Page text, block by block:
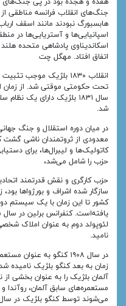
جنگ‌های انقلاب فرانسه مناطقی
هابسبورگ نبودند مانند اسقف
اسپانیایی‌ها و آستریایی‌ها در
اتفاق افتاد. مهگل چت
انقلاب ۱۸۳۰ بلژیک
تحت حکومتی موقتی شد. از زمان
سال ۱۸۳۱ بلژیک دارای یک
شد.
در میان دوره استقلال و جنگ
معدودی از ثروتمندان ناشی
کاتولیک‌ها و لیبرال‌ها، برای
حزب را شامل می‌شد،
حزب کارگری و نقش قدرتمند
سازگار شده اشراف و بورژواها
کشور تا این زمان با یک سیستم
لئوپولد دوم به عنوان املاک
نامید.
در سال ۱۹۰۸ کنگو به
آلمان بلژیک را به عنوان بخشی از
مستعمره‌های سابق آلمان، روآندا و
می‌شوند توسط کنگو بلژیک در سال ۱۹۱۶ تصرف